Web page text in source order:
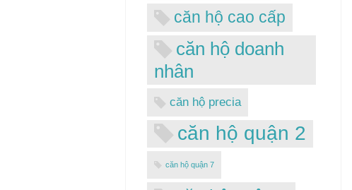
căn hộ cao cấp
căn hộ doanh
nhân
căn hộ precia
căn hộ quận 2
căn hộ quận 7